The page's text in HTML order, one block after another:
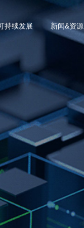
持续发展 新闻&资源